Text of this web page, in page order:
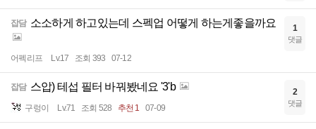
잡담 소소하게 하고있는데 스펙업 어떻게 하는게좋을까요
어펙리프 Lv.17 조회 393 07-12
1
댓글
잡담 스압) 테섭 필터 바꿔봤네요 '3'b
구렁이 Lv.71 조회 528 추천 1 07-09
2
댓글